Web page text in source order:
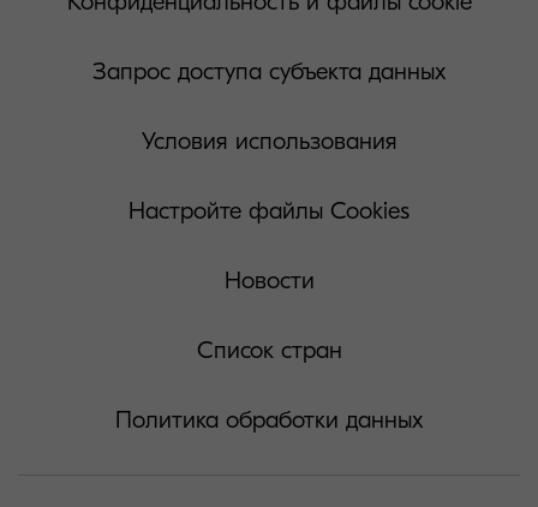
Запрос доступа субъекта данных
Условия использования
Настройте файлы Cookies
Новости
Список стран
Политика обработки данных